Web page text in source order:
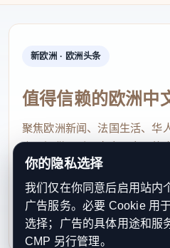
新欧洲 · 欧洲头条
值得信赖的欧洲中
聚焦欧洲新闻、法国生活、华
点，提供及时、真实、实用的
速了解欧洲动态。
contact@xinouzhou.com
服务支持、版权与合作：工作
利通知
你的隐私选择
我们仅在你同意后启用站内
广告服务。必要 Cookie 用
选择；广告的具体用途和服
CMP 另行管理。